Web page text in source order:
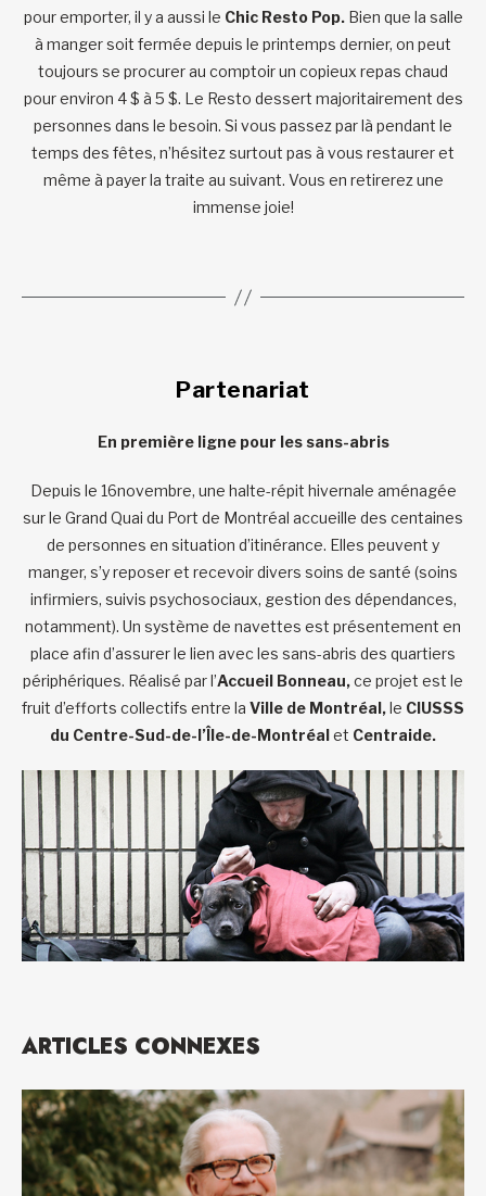
pour emporter, il y a aussi le Chic Resto Pop.Bien que la salle
à manger soit fermée depuis le printemps dernier, on peut
toujours se procurer au comptoir un copieux repas chaud
pour environ 4 $ à 5 $. Le Resto dessert majoritairement des
personnes dans le besoin. Si vous passez par là pendant le
temps des fêtes, n’hésitez surtout pas à vous restaurer et
même à payer la traite au suivant. Vous en retirerez une
immense joie!
Partenariat
En première ligne pour les sans-abris
Depuis le 16novembre, une halte-répit hivernale aménagée
sur le Grand Quai du Port de Montréal accueille des centaines
de personnes en situation d’itinérance. Elles peuvent y
manger, s’y reposer et recevoir divers soins de santé (soins
infirmiers, suivis psychosociaux, gestion des dépendances,
notamment). Un système de navettes est présentement en
place afin d’assurer le lien avec les sans-abris des quartiers
périphériques. Réalisé par l’Accueil Bonneau,ce projet est le
fruit d’efforts collectifs entre la Ville de Montréal,le CIUSSS
du Centre-Sud-de-l’Île-de-Montréalet Centraide.
ARTICLES CONNEXES